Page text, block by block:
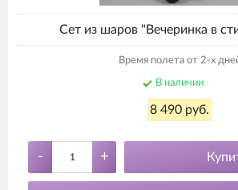
Сет из шаров "Вечеринка в
Время полета от 2-х
В наличии
8 490 руб.
- +